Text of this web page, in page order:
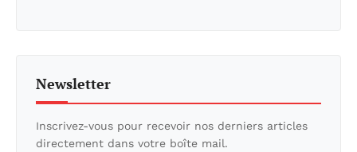
Newsletter
Inscrivez-vous pour recevoir nos derniers articles
directement dans votre boîte mail.